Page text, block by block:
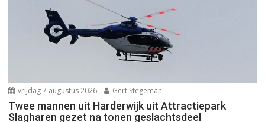
vrijdag 7 augustus 2026 Gert Stegeman
Twee mannen uit Harderwijk uit Attractiepark
Slagharen gezet na tonen geslachtsdeel